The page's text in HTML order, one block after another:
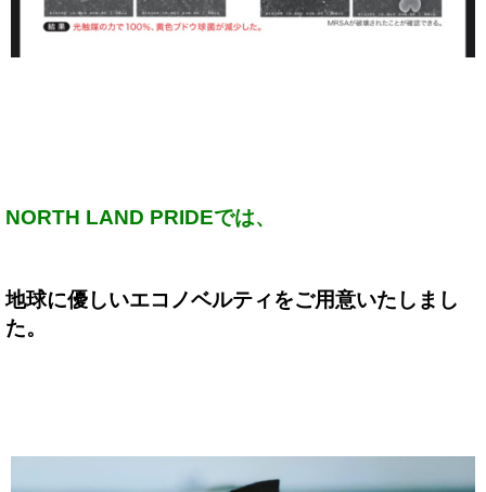
NORTH LAND PRIDEでは、
地球に優しいエコノベルティをご用意いたしまし
た。